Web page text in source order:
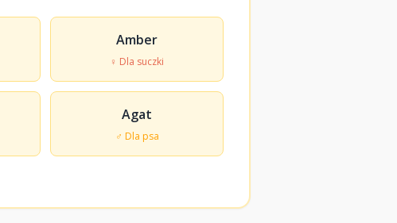
Amber
♀ Dla suczki
Agat
♂ Dla psa